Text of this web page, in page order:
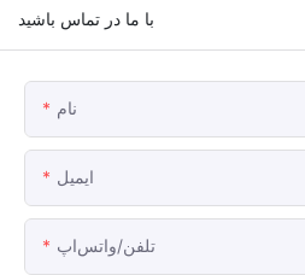
با ما در تماس باشید
نام
ایمیل
تلفن/واتس‌اپ